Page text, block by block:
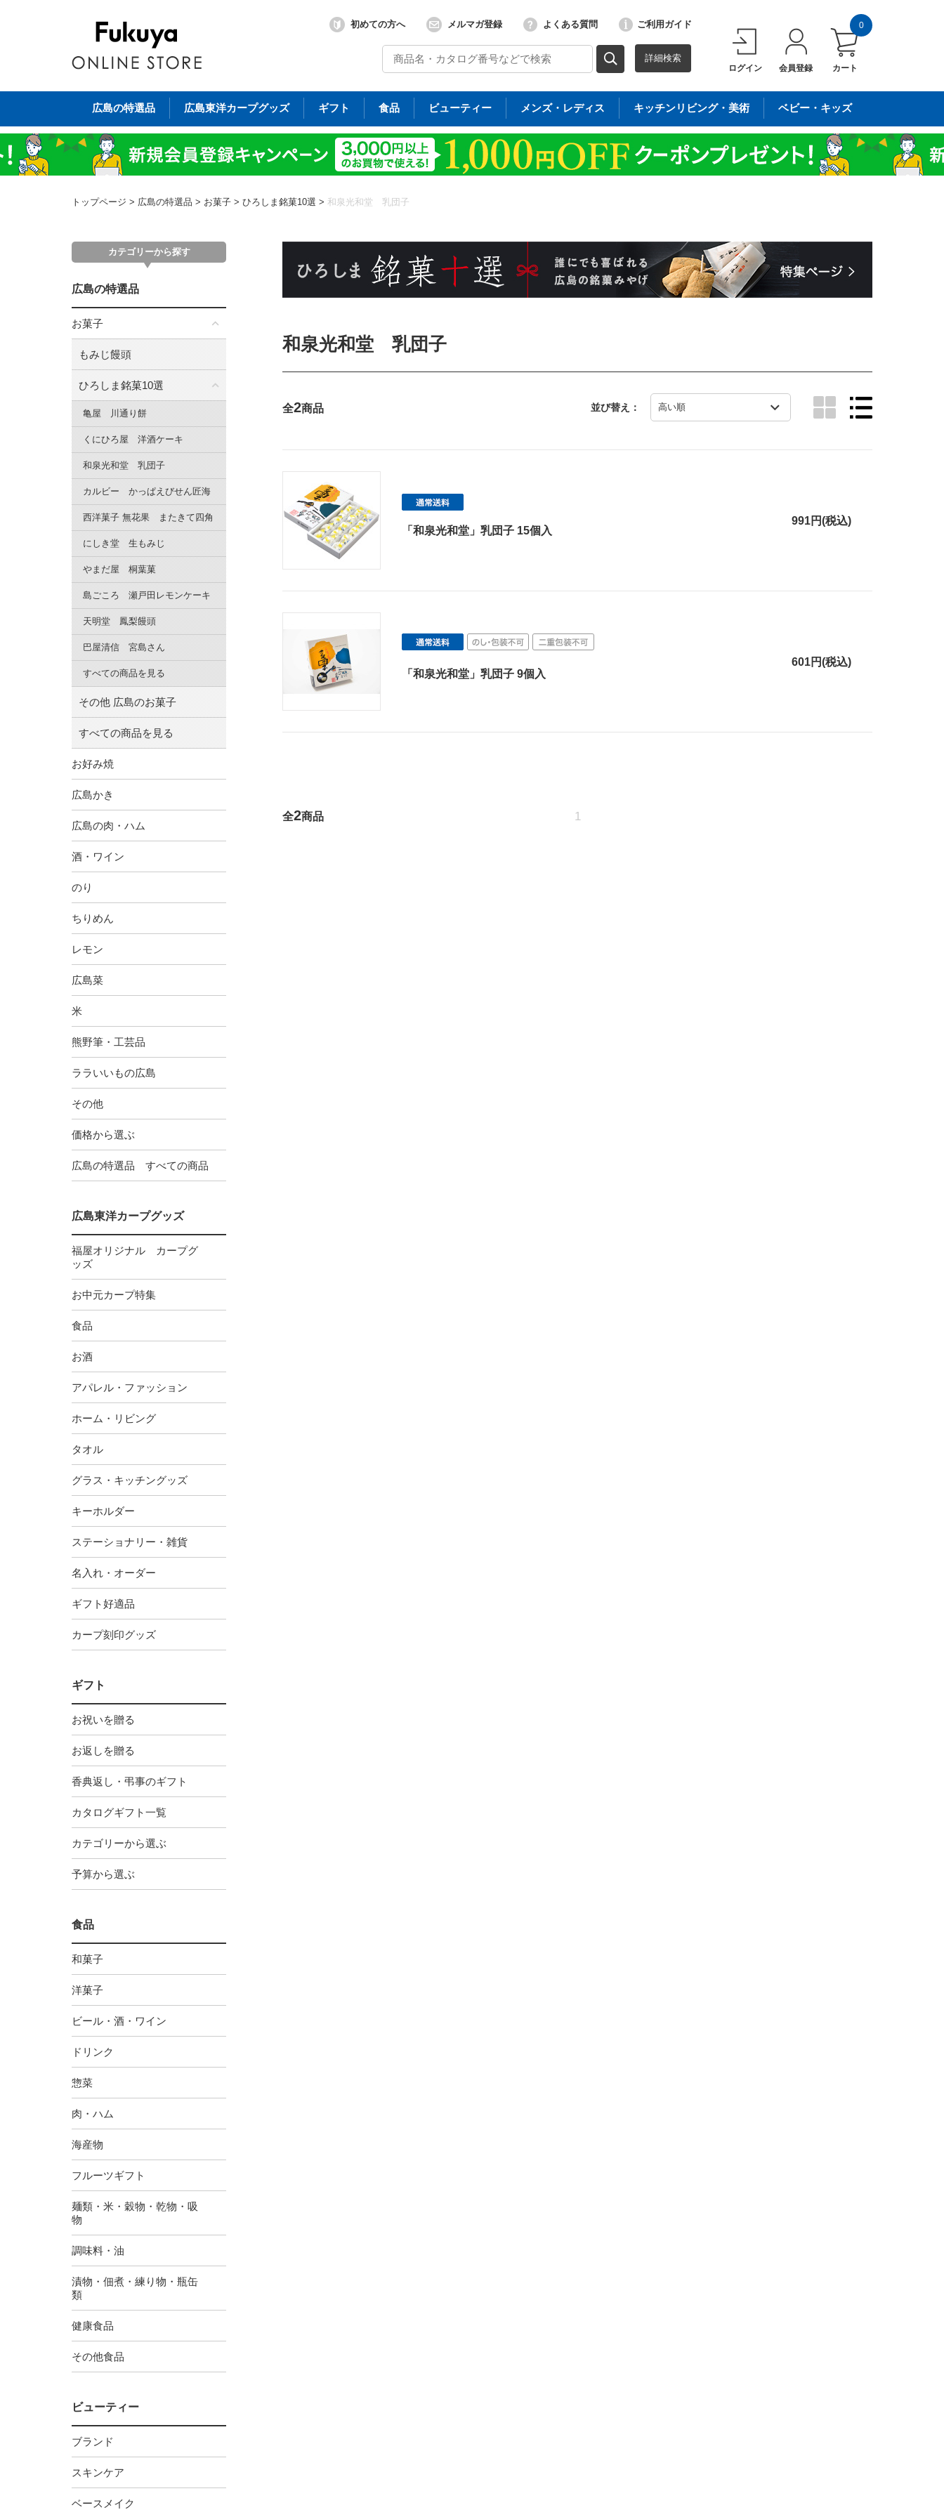
詳細検索
初めての方へ メルマガ登録 よくある質問 ご利用ガイド
ログイン 会員登録 カート
0
広島の特選品 広島東洋カープグッズ ギフト 食品 ビューティー メンズ・レディス キッチンリビング・美術 ベビー・キッズ
トップページ > 広島の特選品 > お菓子 > ひろしま銘菓10選 > 和泉光和堂 乳団子
カテゴリーから探す
広島の特選品
お菓子
もみじ饅頭
ひろしま銘菓10選
亀屋 川通り餅
くにひろ屋 洋酒ケーキ
和泉光和堂 乳団子
カルビー かっぱえびせん匠海
西洋菓子 無花果 またきて四角
にしき堂 生もみじ
やまだ屋 桐葉菓
島ごころ 瀬戸田レモンケーキ
天明堂 鳳梨饅頭
巴屋清信 宮島さん
すべての商品を見る
その他 広島のお菓子
すべての商品を見る
お好み焼
広島かき
広島の肉・ハム
酒・ワイン
のり
ちりめん
レモン
広島菜
米
熊野筆・工芸品
ララいいもの広島
その他
価格から選ぶ
広島の特選品 すべての商品
広島東洋カープグッズ
福屋オリジナル カープグ
ッズ
お中元カープ特集
食品
お酒
アパレル・ファッション
ホーム・リビング
タオル
グラス・キッチングッズ
キーホルダー
ステーショナリー・雑貨
名入れ・オーダー
ギフト好適品
カープ刻印グッズ
ギフト
お祝いを贈る
お返しを贈る
香典返し・弔事のギフト
カタログギフト一覧
カテゴリーから選ぶ
予算から選ぶ
食品
和菓子
洋菓子
ビール・酒・ワイン
ドリンク
惣菜
肉・ハム
海産物
フルーツギフト
麺類・米・穀物・乾物・吸
物
調味料・油
漬物・佃煮・練り物・瓶缶
類
健康食品
その他食品
ビューティー
ブランド
スキンケア
ベースメイク
和泉光和堂 乳団子
全2商品 並び替え：
「和泉光和堂」乳団子 15個入
991円(税込)
「和泉光和堂」乳団子 9個入
601円(税込)
全2商品 1